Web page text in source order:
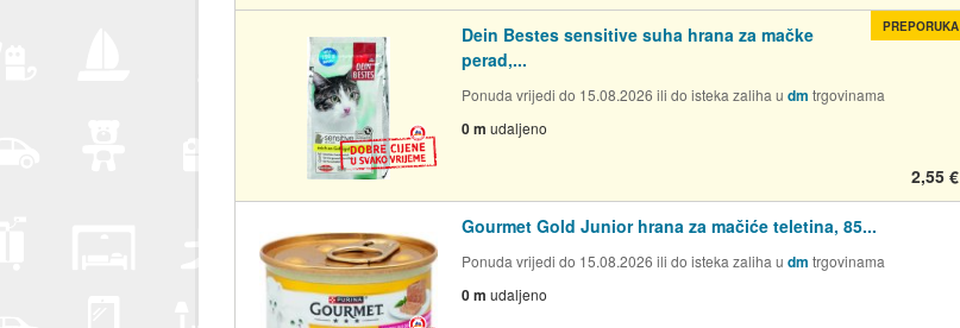
Dein Bestes sensitive suha hrana za mačke
perad,...
Ponuda vrijedi do 15.08.2026 ili do isteka zaliha u dm trgovinama
0 m udaljeno
2,55 €
PREPORUKA
Gourmet Gold Junior hrana za mačiće teletina, 85...
Ponuda vrijedi do 15.08.2026 ili do isteka zaliha u dm trgovinama
0 m udaljeno